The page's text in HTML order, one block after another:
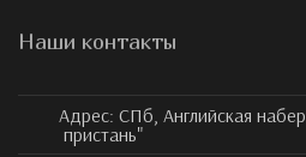
Наши контакты
Адрес: СПб, Английская
пристань"